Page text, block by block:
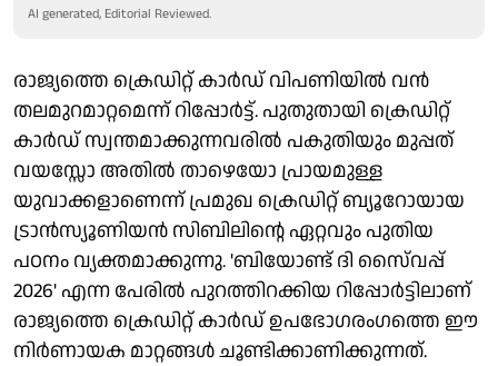
AI generated, Editorial Reviewed.
രാജ്യത്തെ ക്രെഡിറ്റ് കാര്‍ഡ് വിപണിയില്‍ വന്‍
തലമുറമാറ്റമെന്ന് റിപ്പോര്‍ട്ട്. പുതുതായി ക്രെഡിറ്റ്
കാര്‍ഡ് സ്വന്തമാക്കുന്നവരില്‍ പകുതിയും മുപ്പത്
വയസ്സോ അതില്‍ താഴെയോ പ്രായമുള്ള
യുവാക്കളാണെന്ന് പ്രമുഖ ക്രെഡിറ്റ് ബ്യൂറോയായ
ട്രാന്‍സ്യൂണിയന്‍ സിബിലിന്റെ ഏറ്റവും പുതിയ
പഠനം വ്യക്തമാക്കുന്നു. 'ബിയോണ്ട് ദി സൈ്വപ്പ്
2026' എന്ന പേരില്‍ പുറത്തിറക്കിയ റിപ്പോര്‍ട്ടിലാണ്
രാജ്യത്തെ ക്രെഡിറ്റ് കാര്‍ഡ് ഉപഭോഗരംഗത്തെ ഈ
നിര്‍ണായക മാറ്റങ്ങള്‍ ചൂണ്ടിക്കാണിക്കുന്നത്.